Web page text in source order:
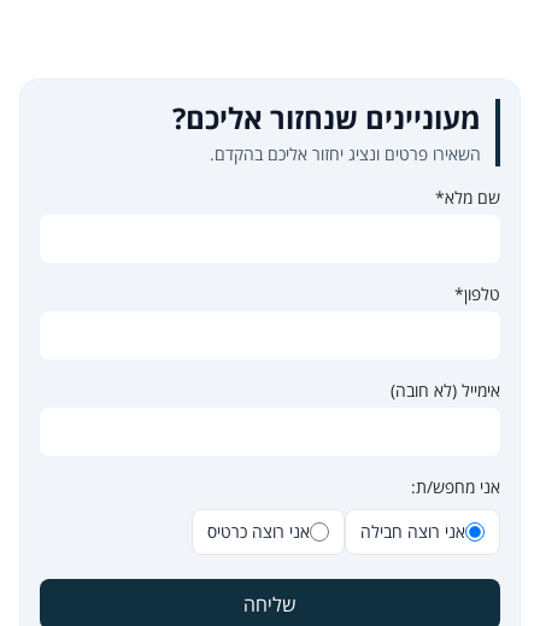
מעוניינים שנחזור אליכם?
השאירו פרטים ונציג יחזור אליכם בהקדם.
שם מלא*
טלפון*
אימייל (לא חובה)
אני מחפש/ת:
אני רוצה חבילה
אני רוצה כרטיס
שליחה